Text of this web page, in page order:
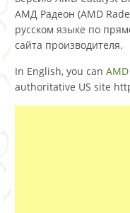
АМД Радеон (AMD
русском языке по
сайта производителя.
In English, you can
authoritative US site